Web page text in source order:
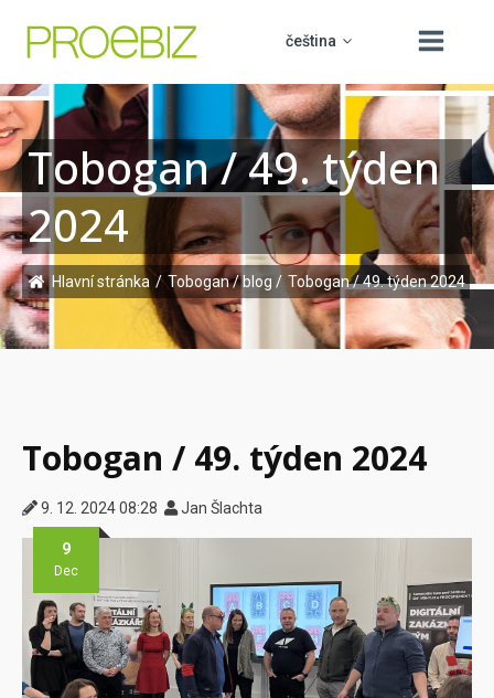
čeština
slovenčina
english
polski
hrvatski
O nás
Produkty
Vzdělávání
PROCUREMENT BOARD
Podpora
Tobogan / 49. týden
2024
Hlavní stránka / Tobogan / blog/ Tobogan / 49. týden 2024
Tobogan / 49. týden 2024
9. 12. 2024 08:28 Jan Šlachta
9
Dec